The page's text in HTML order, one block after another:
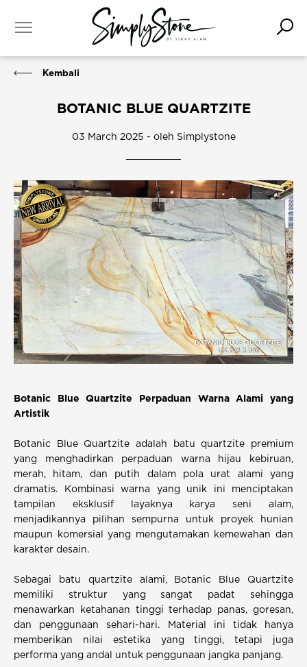
Kembali
BOTANIC BLUE QUARTZITE
03 March 2025 - oleh Simplystone
Botanic Blue Quartzite Perpaduan Warna Alami yang
Artistik
Botanic Blue Quartzite adalah batu quartzite premium
yang menghadirkan perpaduan warna hijau kebiruan,
merah, hitam, dan putih dalam pola urat alami yang
dramatis. Kombinasi warna yang unik ini menciptakan
tampilan eksklusif layaknya karya seni alam,
menjadikannya pilihan sempurna untuk proyek hunian
maupun komersial yang mengutamakan kemewahan dan
karakter desain.
Sebagai batu quartzite alami, Botanic Blue Quartzite
memiliki struktur yang sangat padat sehingga
menawarkan ketahanan tinggi terhadap panas, goresan,
dan penggunaan sehari-hari. Material ini tidak hanya
memberikan nilai estetika yang tinggi, tetapi juga
performa yang andal untuk penggunaan jangka panjang.